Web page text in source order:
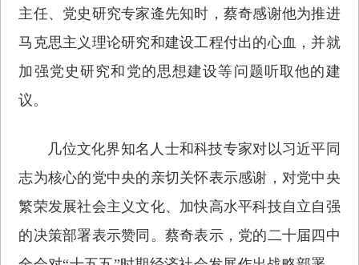
主任、党史研究专家逄先知时，蔡奇感谢他为推进
马克思主义理论研究和建设工程付出的心血，并就
加强党史研究和党的思想建设等问题听取他的建
议。
几位文化界知名人士和科技专家对以习近平同
志为核心的党中央的亲切关怀表示感谢，对党中央
繁荣发展社会主义文化、加快高水平科技自立自强
的决策部署表示赞同。蔡奇表示，党的二十届四中